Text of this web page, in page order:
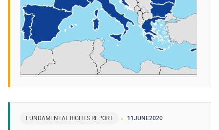
FUNDAMENTAL RIGHTS REPORT 11 JUNE2020